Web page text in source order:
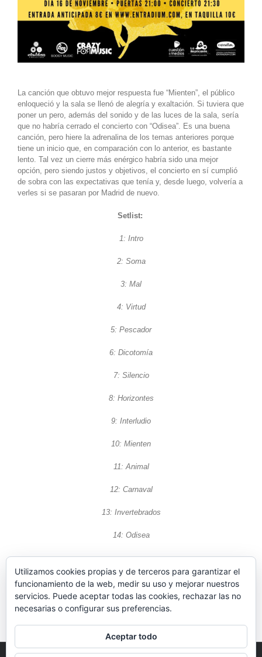
La canción que obtuvo mejor respuesta fue “Mienten”, el público
enloqueció y la sala se llenó de alegría y exaltación. Si tuviera que
poner un pero, además del sonido y de las luces de la sala, sería
que no habría cerrado el concierto con “Odisea”. Es una buena
canción, pero hiere la adrenalina de los temas anteriores porque
tiene un inicio que, en comparación con lo anterior, es bastante
lento. Tal vez un cierre más enérgico habría sido una mejor
opción, pero siendo justos y objetivos, el concierto en sí cumplió
de sobra con las expectativas que tenía y, desde luego, volvería a
verles si se pasaran por Madrid de nuevo.
Setlist:
1: Intro
2: Soma
3: Mal
4: Virtud
5: Pescador
6: Dicotomía
7: Silencio
8: Horizontes
9: Interludio
10: Mienten
11: Animal
12: Carnaval
13: Invertebrados
14: Odisea
Utilizamos cookies propias y de terceros para garantizar el
funcionamiento de la web, medir su uso y mejorar nuestros
servicios. Puede aceptar todas las cookies, rechazar las no
necesarias o configurar sus preferencias.
Aceptar todo